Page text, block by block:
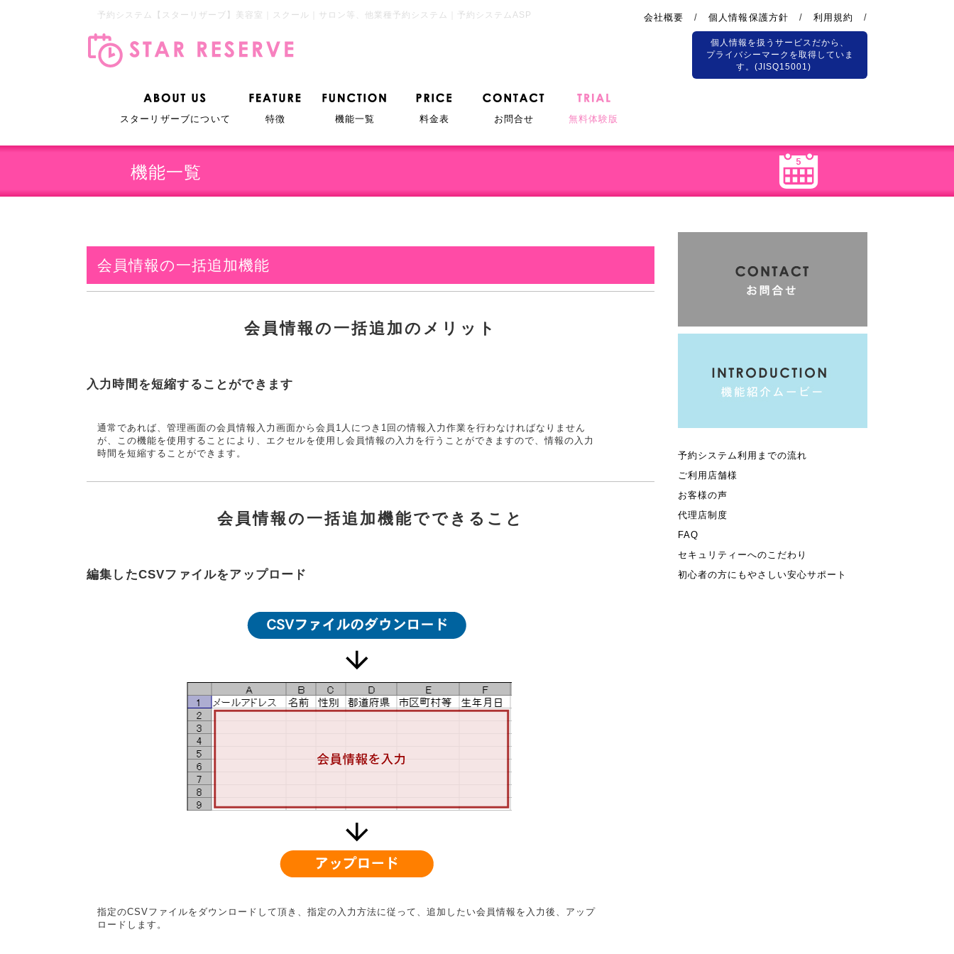
予約システム【スターリザーブ】美容室｜スクール｜サロン等、他業種予約システム｜予約システムASP 会社概要 / 個人情報保護方針 / 利用規約 /
スターリザーブについて 特徴 機能一覧 料金表 お問合せ 無料体験版
個人情報を扱うサービスだから、
プライバシーマークを取得していま
す。(JISQ15001)
機能一覧
会員情報の一括追加機能
会員情報の一括追加のメリット
入力時間を短縮することができます
通常であれば、管理画面の会員情報入力画面から会員1人につき1回の情報入力作業を行わなければなりません
が、この機能を使用することにより、エクセルを使用し会員情報の入力を行うことができますので、情報の入力
時間を短縮することができます。
会員情報の一括追加機能でできること
編集したCSVファイルをアップロード
指定のCSVファイルをダウンロードして頂き、指定の入力方法に従って、追加したい会員情報を入力後、アップ
ロードします。
予約システム利用までの流れ
ご利用店舗様
お客様の声
代理店制度
FAQ
セキュリティーへのこだわり
初心者の方にもやさしい安心サポート